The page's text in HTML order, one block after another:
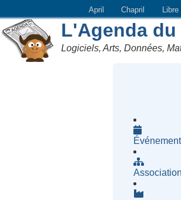
April Chapril
L'Agenda
Logiciels, Arts, Données,
Association